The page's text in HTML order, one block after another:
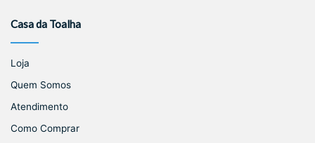
Casa da Toalha
Loja
Quem Somos
Atendimento
Como Comprar